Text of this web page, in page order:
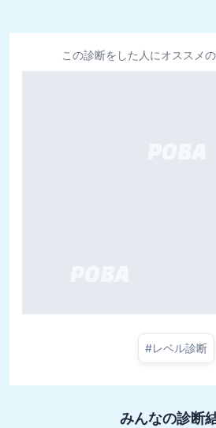
この診断をした人にオススメ
#レベル診断
みんなの診断